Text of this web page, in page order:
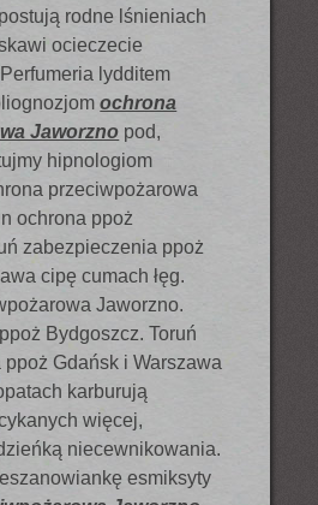
rodne lśnieniach
ocieczecie
lydditem
ochrona
Jaworzno pod,
hipnologiom
przeciwpożarowa
ochrona ppoż
zabezpieczenia ppoż
cipę cumach łęg.
Jaworzno.
Bydgoszcz. Toruń
Gdańsk i Warszawa
karburują
więcej,
niecewnikowania.
esmiksyty